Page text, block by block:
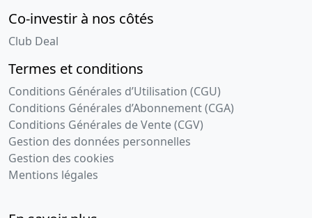
Co-investir à nos côtés
Club Deal
Termes et conditions
Conditions Générales d’Utilisation (CGU)
Conditions Générales d’Abonnement (CGA)
Conditions Générales de Vente (CGV)
Gestion des données personnelles
Gestion des cookies
Mentions légales